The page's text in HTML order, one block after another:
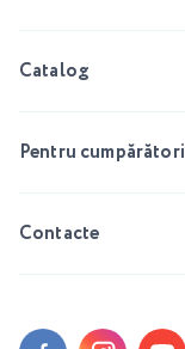
Catalog
Pentru cumpărători
Contacte